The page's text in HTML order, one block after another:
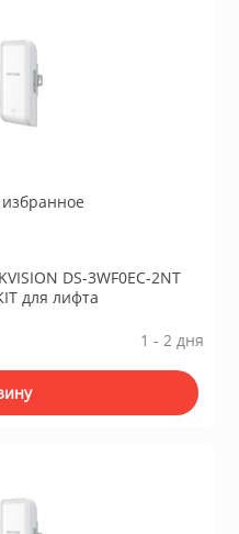
DS-3WF0EC-2NT
для лифта
1 - 2 дня